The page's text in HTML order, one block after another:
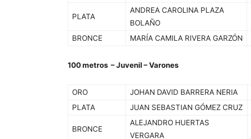
PLATA
ANDREA CAROLINA PLAZA
BOLAÑO
BRONCE MARÍA CAMILA RIVERA GARZÓN
100 metros – Juvenil – Varones
ORO JOHAN DAVID BARRERA NERIA
PLATA
JUAN SEBASTIAN GÓMEZ CRUZ
BRONCE
ALEJANDRO HUERTAS
VERGARA